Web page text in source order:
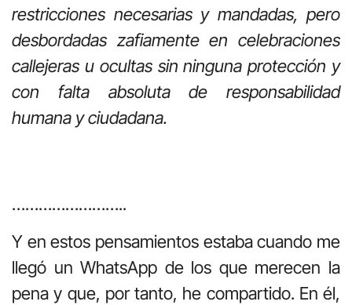
restricciones necesarias y mandadas, pero
desbordadas zafiamente en celebraciones
callejeras u ocultas sin ninguna protección y
con falta absoluta de responsabilidad
humana y ciudadana.
……………………..
Y en estos pensamientos estaba cuando me
llegó un WhatsApp de los que merecen la
pena y que, por tanto, he compartido. En él,